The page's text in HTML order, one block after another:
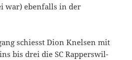
war) ebenfalls in der
schiesst Dion Knelsen mit
bis drei die SC Rapperswil-